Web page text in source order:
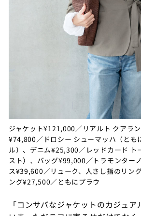
ジャケット¥121,000／リアルト クアラ
¥74,800／ドロシー シューマッハ（とも
ル）、デニム¥25,300／レッドカード ト
スト）、バッグ¥99,000／トラモンター
ス¥39,600／リューク、人さし指のリン
ング¥27,500／ともにプラウ
「コンサバなジャケットのカジュ